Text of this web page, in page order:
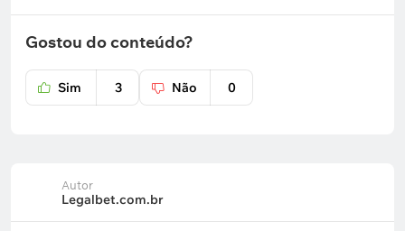
Gostou do conteúdo?
Sim 3 Não 0
Autor
Legalbet.com.br